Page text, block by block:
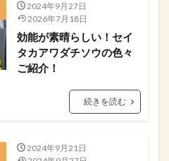
2024年9月27日
2026年7月18日
効能が素晴らしい！セイ
タカアワダチソウの色々
ご紹介！
続きを読む
2024年9月21日